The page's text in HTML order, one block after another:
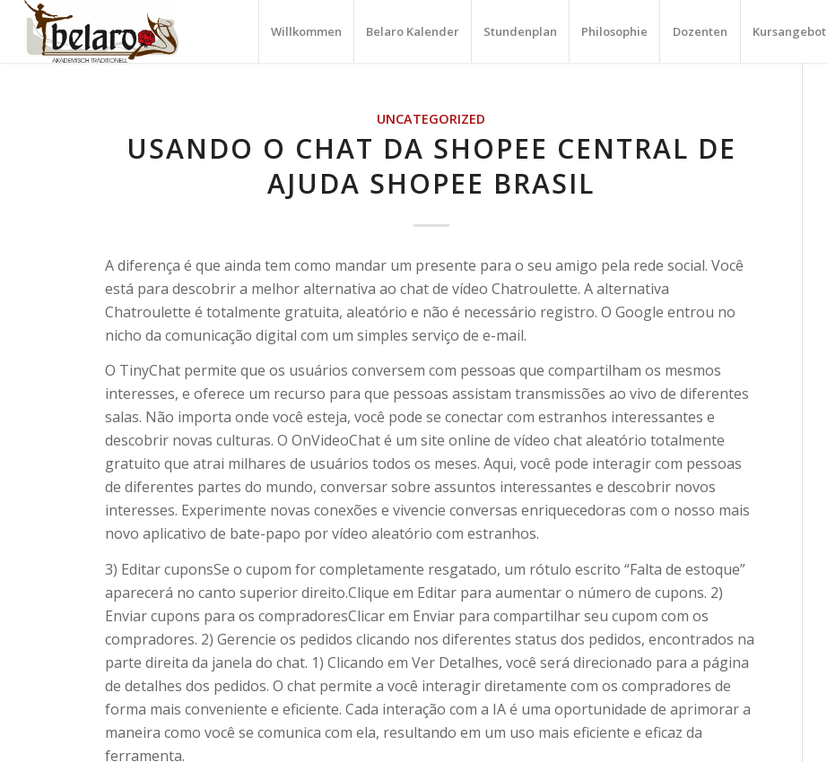
Willkommen Belaro Kalender Stundenplan Philosophie Dozenten Kursangebot
UNCATEGORIZED
USANDO O CHAT DA SHOPEE CENTRAL DE
AJUDA SHOPEE BRASIL
A diferença é que ainda tem como mandar um presente para o seu amigo pela rede social. Você
está para descobrir a melhor alternativa ao chat de vídeo Chatroulette. A alternativa
Chatroulette é totalmente gratuita, aleatório e não é necessário registro. O Google entrou no
nicho da comunicação digital com um simples serviço de e-mail.
O TinyChat permite que os usuários conversem com pessoas que compartilham os mesmos
interesses, e oferece um recurso para que pessoas assistam transmissões ao vivo de diferentes
salas. Não importa onde você esteja, você pode se conectar com estranhos interessantes e
descobrir novas culturas. O OnVideoChat é um site online de vídeo chat aleatório totalmente
gratuito que atrai milhares de usuários todos os meses. Aqui, você pode interagir com pessoas
de diferentes partes do mundo, conversar sobre assuntos interessantes e descobrir novos
interesses. Experimente novas conexões e vivencie conversas enriquecedoras com o nosso mais
novo aplicativo de bate-papo por vídeo aleatório com estranhos.
3) Editar cuponsSe o cupom for completamente resgatado, um rótulo escrito “Falta de estoque”
aparecerá no canto superior direito.Clique em Editar para aumentar o número de cupons. 2)
Enviar cupons para os compradoresClicar em Enviar para compartilhar seu cupom com os
compradores. 2) Gerencie os pedidos clicando nos diferentes status dos pedidos, encontrados na
parte direita da janela do chat. 1) Clicando em Ver Detalhes, você será direcionado para a página
de detalhes dos pedidos. O chat permite a você interagir diretamente com os compradores de
forma mais conveniente e eficiente. Cada interação com a IA é uma oportunidade de aprimorar a
maneira como você se comunica com ela, resultando em um uso mais eficiente e eficaz da
ferramenta.